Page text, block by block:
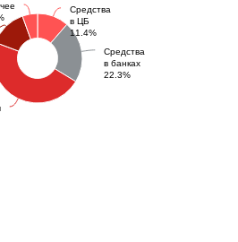
Средства
в ЦБ
11.4%
Средства
в банках
22.3%